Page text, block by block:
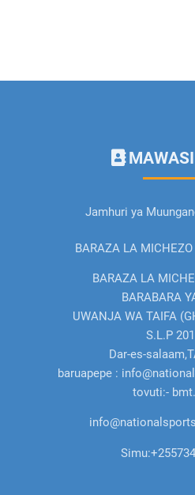
Jamhuri ya
BARAZA LA
BARAZA LA
BARABARA
UWANJA WA TAIFA
S.L.P
Dar-es-
baruapepe :
tovuti:-
Simu: